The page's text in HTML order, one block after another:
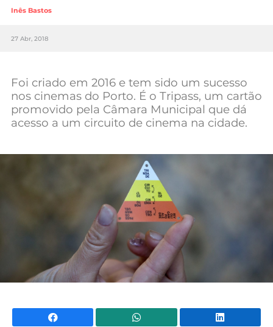
Lifestyle
Sociedade
Negócios
Mundial 2026
Inês Bastos
27 Abr, 2018
Foi criado em 2016 e tem sido um sucesso
nos cinemas do Porto. É o Tripass, um cartão
promovido pela Câmara Municipal que dá
acesso a um circuito de cinema na cidade.
Facebook WhatsApp